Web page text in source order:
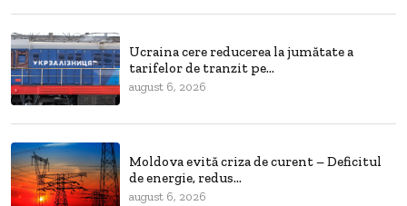
Ucraina cere reducerea la jumătate a
tarifelor de tranzit pe...
august 6, 2026
Moldova evită criza de curent – Deficitul
de energie, redus...
august 6, 2026